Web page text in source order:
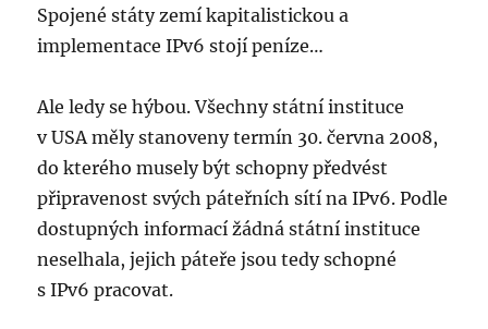
Spojené státy zemí kapitalistickou a
implementace IPv6 stojí peníze…
Ale ledy se hýbou. Všechny státní instituce
v USA měly stanoveny termín 30. června 2008,
do kterého musely být schopny předvést
připravenost svých páteřních sítí na IPv6. Podle
dostupných informací žádná státní instituce
neselhala, jejich páteře jsou tedy schopné
s IPv6 pracovat.